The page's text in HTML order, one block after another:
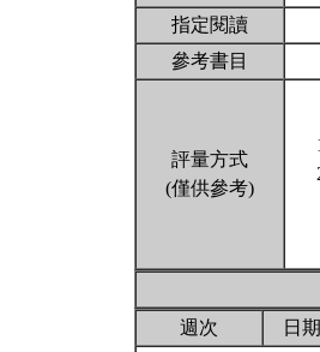
指定閱讀
參考書目
評量方式
(僅供參考)
週次
日期